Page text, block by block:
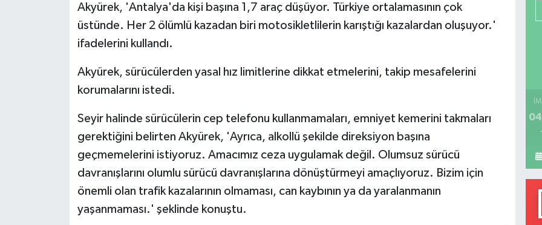
Akyürek, 'Antalya'da kişi başına 1,7 araç düşüyor. Türkiye ortalamasının çok
üstünde. Her 2 ölümlü kazadan biri motosikletlilerin karıştığı kazalardan oluşuyor.'
ifadelerini kullandı.
Akyürek, sürücülerden yasal hız limitlerine dikkat etmelerini, takip mesafelerini
korumalarını istedi.
Seyir halinde sürücülerin cep telefonu kullanmamaları, emniyet kemerini takmaları
gerektiğini belirten Akyürek, 'Ayrıca, alkollü şekilde direksiyon başına
geçmemelerini istiyoruz. Amacımız ceza uygulamak değil. Olumsuz sürücü
davranışlarını olumlu sürücü davranışlarına dönüştürmeyi amaçlıyoruz. Bizim için
önemli olan trafik kazalarının olmaması, can kaybının ya da yaralanmanın
yaşanmaması.' şeklinde konuştu.